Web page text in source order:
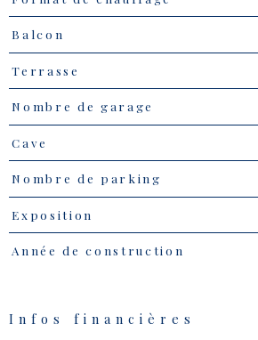
Balcon
Terrasse
Nombre de garage
Cave
Nombre de parking
Exposition
Année de construction
Infos financières